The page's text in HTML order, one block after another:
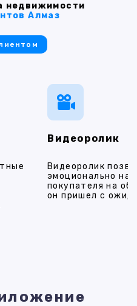
Видеоролик
Видеоролик
эмоционально
покупателя на
он пришел с
недвижимости
Алмаз